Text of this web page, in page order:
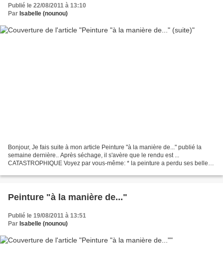
Publié le 22/08/2011 à 13:10
Par Isabelle (nounou)
Bonjour, Je fais suite à mon article Peinture "à la manière de..." publié la
semaine dernière.. Après séchage, il s'avère que le rendu est ...
CATASTROPHIQUE Voyez par vous-même: * la peinture a perdu ses belles
Peinture "à la manière de..."
Publié le 19/08/2011 à 13:51
Par Isabelle (nounou)